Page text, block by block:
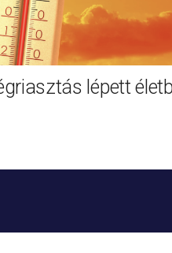
lépett